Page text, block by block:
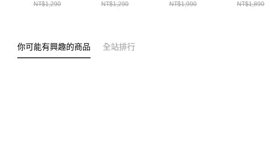
NT$1,290 NT$1,290 NT$1,990 NT$1,890
你可能有興趣的商品 全站排行